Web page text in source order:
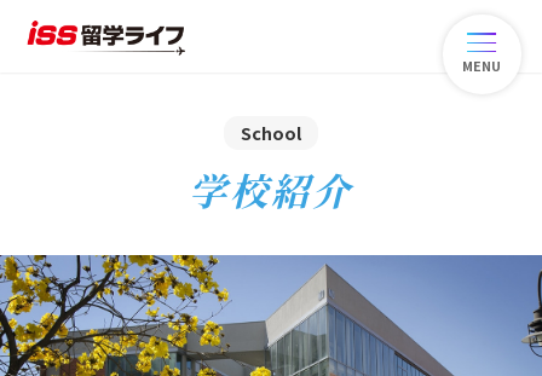
MENU
School
学校紹介